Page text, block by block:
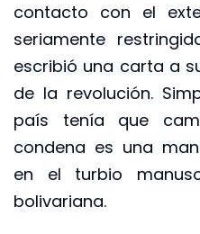
contacto con el
seriamente
escribió una carta a
de la revolución.
país tenía que
condena es una
en el turbio
bolivariana.